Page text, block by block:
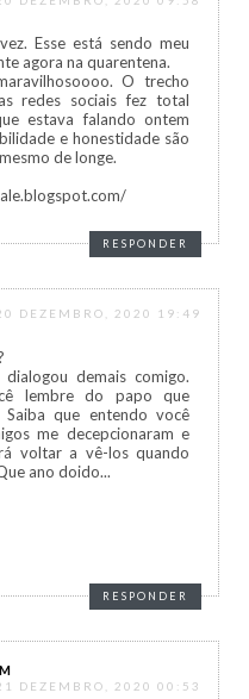
Esse está sendo meu
agora na quarentena.
O trecho
redes sociais fez total
estava falando ontem
e honestidade são
de longe.
RESPONDER
DEZEMBRO, 2020 19:49
demais comigo.
lembre do papo que
que entendo você
me decepcionaram e
voltar a vê-los quando
ano doido...
RESPONDER
DEZEMBRO, 2020 00:53